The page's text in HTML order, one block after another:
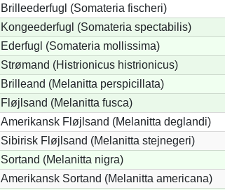
Brilleederfugl (Somateria fischeri)
Kongeederfugl (Somateria spectabilis)
Ederfugl (Somateria mollissima)
Strømand (Histrionicus histrionicus)
Brilleand (Melanitta perspicillata)
Fløjlsand (Melanitta fusca)
Amerikansk Fløjlsand (Melanitta deglandi)
Sibirisk Fløjlsand (Melanitta stejnegeri)
Sortand (Melanitta nigra)
Amerikansk Sortand (Melanitta americana)